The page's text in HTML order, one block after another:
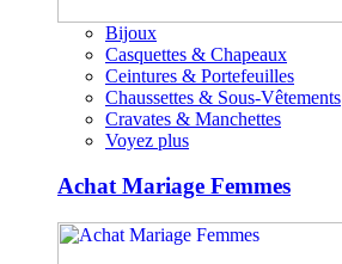
Bijoux
Casquettes & Chapeaux
Ceintures & Portefeuilles
Chaussettes & Sous-Vêtements
Cravates & Manchettes
Voyez plus
Achat Mariage Femmes